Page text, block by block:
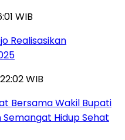
WIB
Realisasikan
WIB
Bersama Wakil Bupati
Hidup Sehat